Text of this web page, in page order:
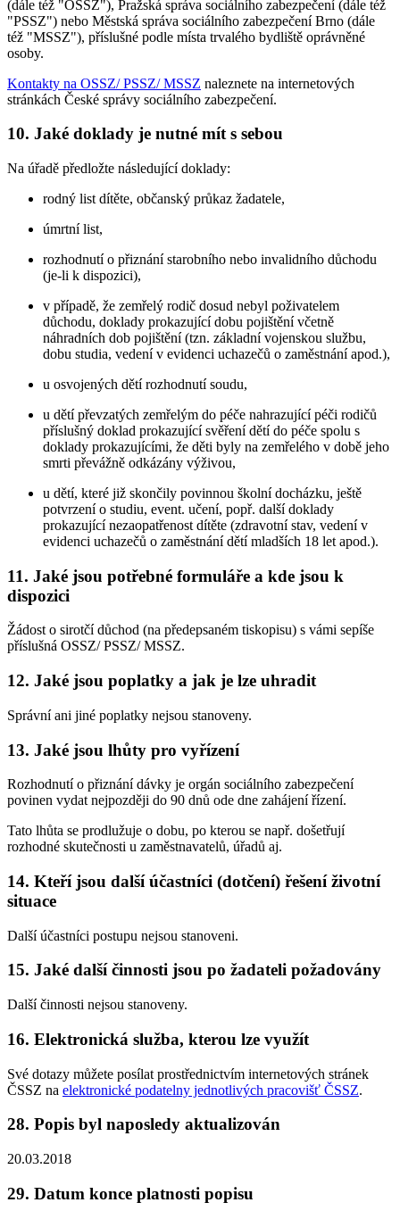
(dále též "OSSZ"), Pražská správa sociálního zabezpečení (dále též
"PSSZ") nebo Městská správa sociálního zabezpečení Brno (dále
též "MSSZ"), příslušné podle místa trvalého bydliště oprávněné
osoby.
Kontakty na OSSZ/ PSSZ/ MSSZ naleznete na internetových
stránkách České správy sociálního zabezpečení.
10. Jaké doklady je nutné mít s sebou
Na úřadě předložte následující doklady:
rodný list dítěte, občanský průkaz žadatele,
úmrtní list,
rozhodnutí o přiznání starobního nebo invalidního důchodu
(je-li k dispozici),
v případě, že zemřelý rodič dosud nebyl poživatelem
důchodu, doklady prokazující dobu pojištění včetně
náhradních dob pojištění (tzn. základní vojenskou službu,
dobu studia, vedení v evidenci uchazečů o zaměstnání apod.),
u osvojených dětí rozhodnutí soudu,
u dětí převzatých zemřelým do péče nahrazující péči rodičů
příslušný doklad prokazující svěření dětí do péče spolu s
doklady prokazujícími, že děti byly na zemřelého v době jeho
smrti převážně odkázány výživou,
u dětí, které již skončily povinnou školní docházku, ještě
potvrzení o studiu, event. učení, popř. další doklady
prokazující nezaopatřenost dítěte (zdravotní stav, vedení v
evidenci uchazečů o zaměstnání dětí mladších 18 let apod.).
11. Jaké jsou potřebné formuláře a kde jsou k
dispozici
Žádost o sirotčí důchod (na předepsaném tiskopisu) s vámi sepíše
příslušná OSSZ/ PSSZ/ MSSZ.
12. Jaké jsou poplatky a jak je lze uhradit
Správní ani jiné poplatky nejsou stanoveny.
13. Jaké jsou lhůty pro vyřízení
Rozhodnutí o přiznání dávky je orgán sociálního zabezpečení
povinen vydat nejpozději do 90 dnů ode dne zahájení řízení.
Tato lhůta se prodlužuje o dobu, po kterou se např. došetřují
rozhodné skutečnosti u zaměstnavatelů, úřadů aj.
14. Kteří jsou další účastníci (dotčení) řešení životní
situace
Další účastníci postupu nejsou stanoveni.
15. Jaké další činnosti jsou po žadateli požadovány
Další činnosti nejsou stanoveny.
16. Elektronická služba, kterou lze využít
Své dotazy můžete posílat prostřednictvím internetových stránek
ČSSZ na elektronické podatelny jednotlivých pracovišť ČSSZ.
28. Popis byl naposledy aktualizován
20.03.2018
29. Datum konce platnosti popisu